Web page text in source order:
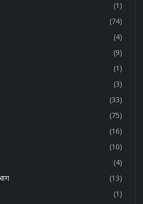
(1)
(74)
(4)
(9)
(1)
(3)
(33)
(75)
(16)
(10)
(4)
(13)
(1)